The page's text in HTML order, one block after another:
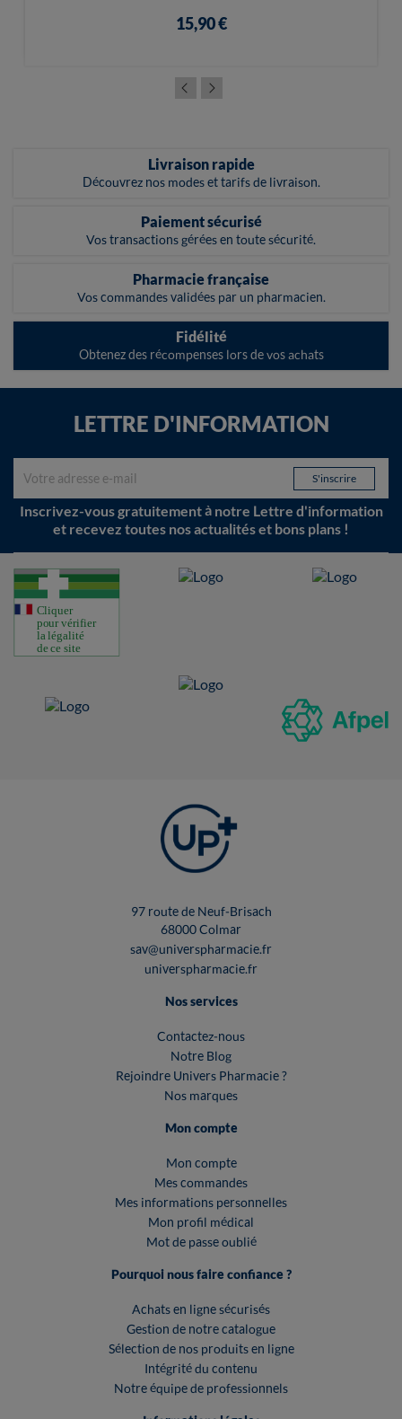
15,90 €
Livraison rapide
Découvrez nos modes et tarifs de livraison.
Paiement sécurisé
Vos transactions gérées en toute sécurité.
Pharmacie française
Vos commandes validées par un pharmacien.
Fidélité
Obtenez des récompenses lors de vos achats
LETTRE D'INFORMATION
Inscrivez-vous gratuitement à notre Lettre d'information
et recevez toutes nos actualités et bons plans !
97 route de Neuf-Brisach
68000 Colmar
sav@universpharmacie.fr
universpharmacie.fr
Nos services
Contactez-nous
Notre Blog
Rejoindre Univers Pharmacie ?
Nos marques
Mon compte
Mon compte
Mes commandes
Mes informations personnelles
Mon profil médical
Mot de passe oublié
Pourquoi nous faire confiance ?
Achats en ligne sécurisés
Gestion de notre catalogue
Sélection de nos produits en ligne
Intégrité du contenu
Notre équipe de professionnels